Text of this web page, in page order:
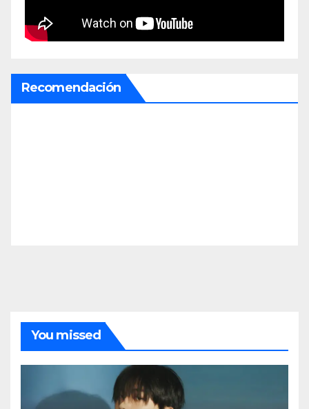
Recomendación
You missed